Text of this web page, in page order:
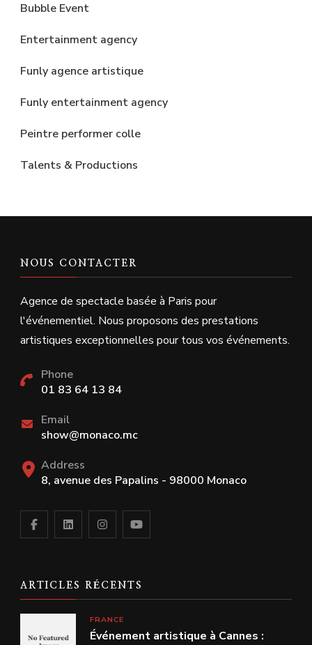
Bubble Event
Entertainment agency
Funly agence artistique
Funly entertainment agency
Peintre performer colle
Talents & Productions
NOUS CONTACTER
Agence de spectacle basée à Paris pour
l'événementiel. Nous proposons des prestations
artistiques exceptionnelles pour tous vos événements.
Phone
01 83 64 13 84
Email
show@monaco.mc
Address
8, avenue des Papalins - 98000 Monaco
ARTICLES RÉCENTS
FRANCE
Événement artistique à Cannes :